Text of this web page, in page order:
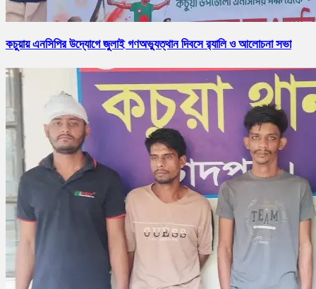
কচুয়ায় এনসিপির উদ্যোগে জুলাই গণঅভ্যুত্থান দিবসে র‌্যালি ও আলোচনা সভা